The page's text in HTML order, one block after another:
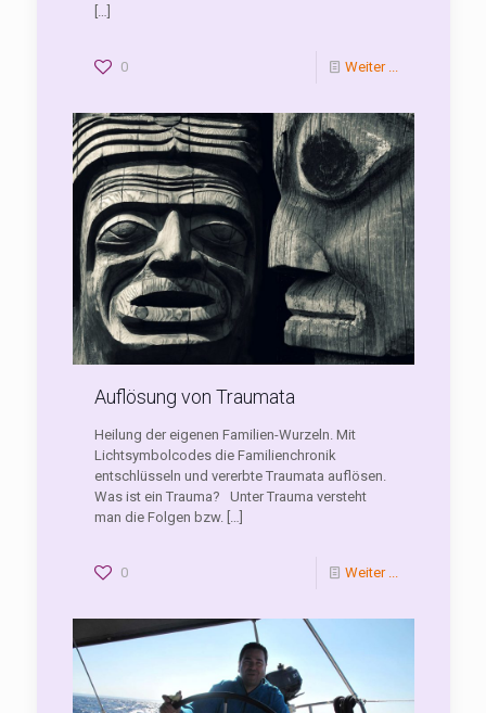
0 Weiter ...
Auflösung von Traumata
Heilung der eigenen Familien-Wurzeln. Mit
Lichtsymbolcodes die Familienchronik
entschlüsseln und vererbte Traumata auflösen.
Was ist ein Trauma? Unter Trauma versteht
man die Folgen bzw.
0 Weiter ...